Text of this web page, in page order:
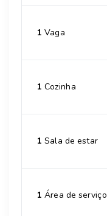
1 Vaga
1 Cozinha
1 Sala de estar
1 Área de serviço